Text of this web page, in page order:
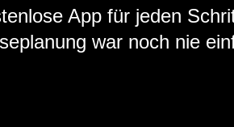
App für jeden
war noch nie